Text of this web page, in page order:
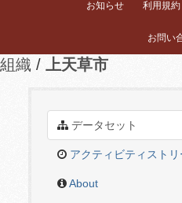
お知らせ 利用規約
お問い
組織 上天草市
データセット
アクティビティストリ
About